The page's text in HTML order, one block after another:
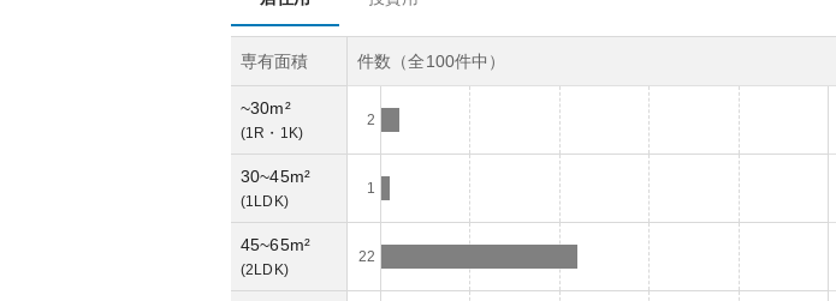
専有面積 件数（全100件中）
~30m²
(1R・1K)
2
30~45m²
(1LDK)
1
45~65m²
(2LDK)
22